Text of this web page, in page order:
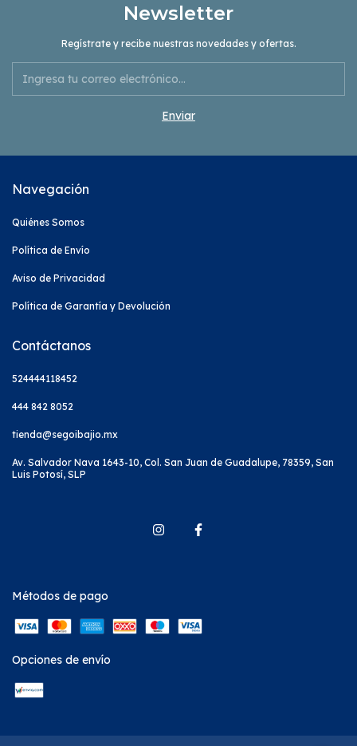
Newsletter
Regístrate y recibe nuestras novedades y ofertas.
Navegación
Quiénes Somos
Política de Envío
Aviso de Privacidad
Política de Garantía y Devolución
Contáctanos
524444118452
444 842 8052
tienda@segoibajio.mx
Av. Salvador Nava 1643-10, Col. San Juan de Guadalupe, 78359, San
Luis Potosí, SLP
Métodos de pago
Opciones de envío